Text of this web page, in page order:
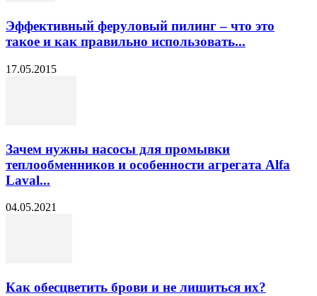
Эффективный феруловый пилинг – что это
такое и как правильно использовать...
17.05.2015
Зачем нужны насосы для промывки
теплообменников и особенности агрегата Alfa
Laval...
04.05.2021
Как обесцветить брови и не лишиться их?